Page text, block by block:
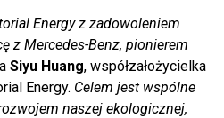
Energy z zadowoleniem
z Mercedes-Benz, pionierem
Siyu Huang, współzałożycielka
Energy. Celem jest wspólne
naszej ekologicznej,